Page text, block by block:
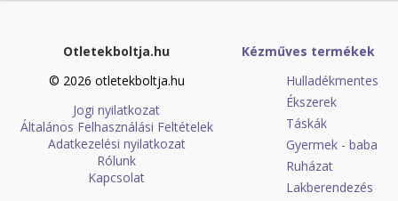
Otletekboltja.hu
© 2026 otletekboltja.hu
Jogi nyilatkozat
Általános Felhasználási Feltételek
Adatkezelési nyilatkozat
Rólunk
Kapcsolat
Kézműves termékek
Hulladékmentes
Ékszerek
Táskák
Gyermek - baba
Ruházat
Lakberendezés